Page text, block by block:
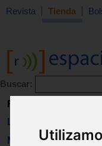
Revista Tienda
Buscar:
Revista
Libros
Material